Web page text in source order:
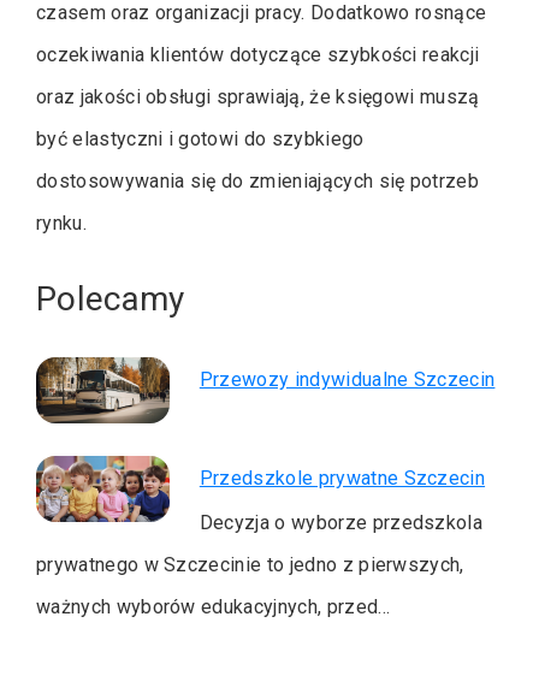
czasem oraz organizacji pracy. Dodatkowo rosnące
oczekiwania klientów dotyczące szybkości reakcji
oraz jakości obsługi sprawiają, że księgowi muszą
być elastyczni i gotowi do szybkiego
dostosowywania się do zmieniających się potrzeb
rynku.
Polecamy
Przewozy indywidualne Szczecin
Przedszkole prywatne Szczecin
Decyzja o wyborze przedszkola
prywatnego w Szczecinie to jedno z pierwszych,
ważnych wyborów edukacyjnych, przed…